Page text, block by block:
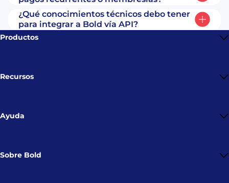
¿Qué conocimientos técnicos debo tener
para integrar a Bold vía API?
Productos
Datáfonos
API Link de pago
Recursos
Sala de prensa
Ayuda
Sobre Bold